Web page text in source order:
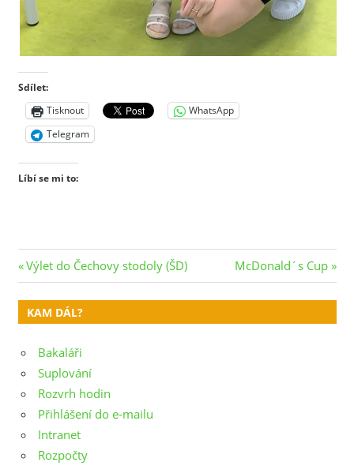
Sdílet:
Tisknout
WhatsApp
Telegram
Líbí se mi to:
Navigace
pro
příspěvek
Previous
Post:
Výlet do Čechovy stodoly (ŠD)
Next
Post:
McDonald´s Cup
KAM DÁL?
Bakaláři
Suplování
Rozvrh hodin
Přihlášení do e-mailu
Intranet
Rozpočty